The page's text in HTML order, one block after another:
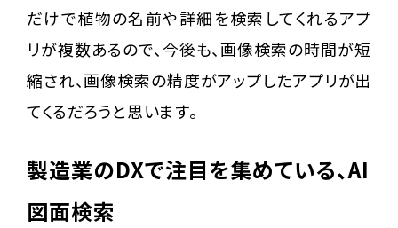
だけで植物の名前や詳細を検索してくれるアプ
リが複数あるので、今後も、画像検索の時間が短
縮され、画像検索の精度がアップしたアプリが出
てくるだろうと思います。
製造業のDXで注目を集めている、AI
図面検索